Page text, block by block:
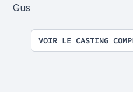
Gus
VOIR LE CASTING